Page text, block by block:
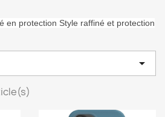
en protection Style raffiné et protection
